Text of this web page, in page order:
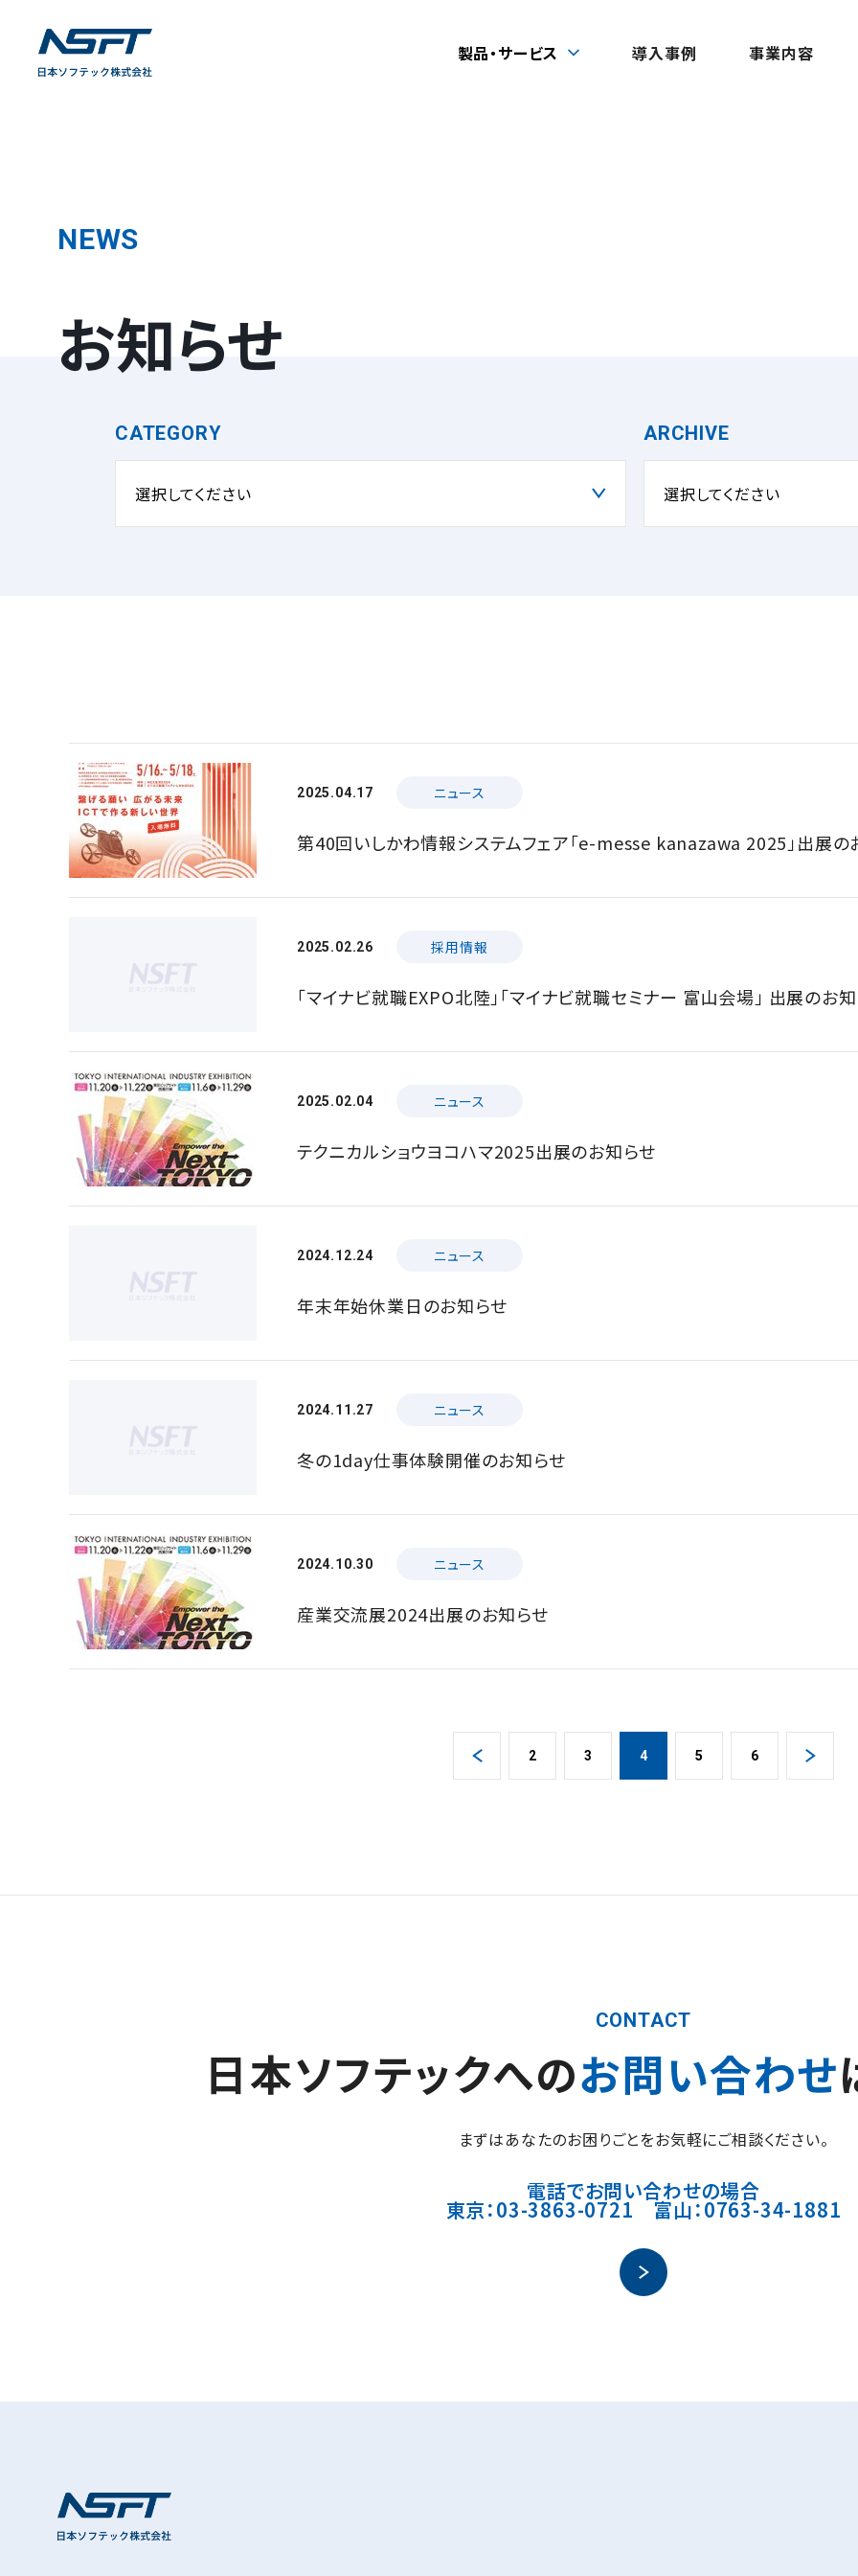
製品・サービス 導入事例 事業内容
NEWS
お知らせ
CATEGORY
選択してください
ARCHIVE
選択してください
2025.04.17 ニュース
第40回いしかわ情報システムフェア「e-messe kanazawa 2025」出展の
2025.02.26 採用情報
「マイナビ就職EXPO北陸」「マイナビ就職セミナー 富山会場」 出展のお
2025.02.04 ニュース
テクニカルショウヨコハマ2025出展のお知らせ
2024.12.24 ニュース
年末年始休業日のお知らせ
2024.11.27 ニュース
冬の1day仕事体験開催のお知らせ
2024.10.30 ニュース
産業交流展2024出展のお知らせ
2 3 4 5 6
CONTACT
日本ソフテックへのお問い合わせ
まずはあなたのお困りごとをお気軽にご相談ください。
電話でお問い合わせの場合
東京：03-3863-0721 富山：0763-34-1881